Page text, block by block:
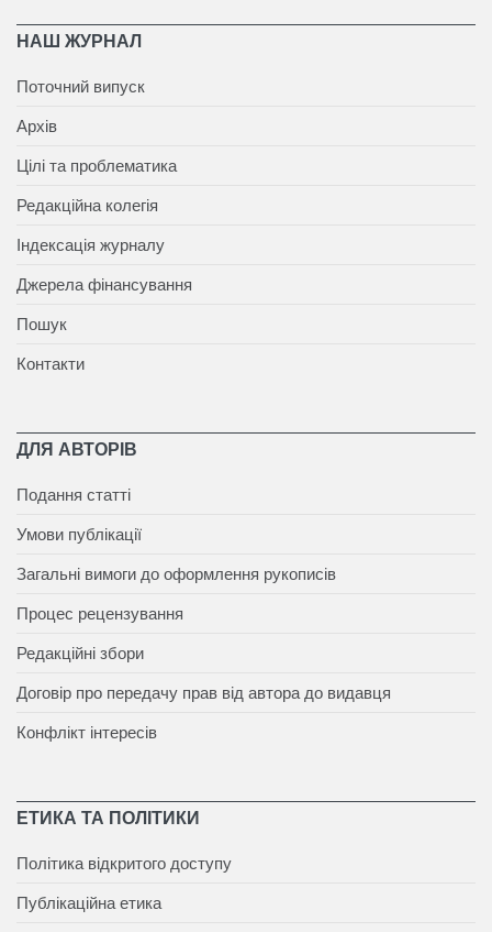
НАШ ЖУРНАЛ
Поточний випуск
Архів
Цілі та проблематика
Редакційна колегія
Індексація журналу
Джерела фінансування
Пошук
Контакти
ДЛЯ АВТОРІВ
Подання статті
Умови публікації
Загальні вимоги до оформлення рукописів
Процес рецензування
Редакційні збори
Договір про передачу прав від автора до видавця
Конфлікт інтересів
ЕТИКА ТА ПОЛІТИКИ
Політика відкритого доступу
Публікаційна етика